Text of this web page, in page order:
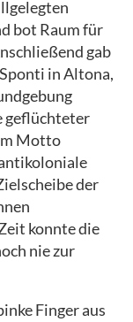
bot Raum für
gab
in Altona,
geflüchteter
Motto
der
konnte die
nie zur
Finger aus